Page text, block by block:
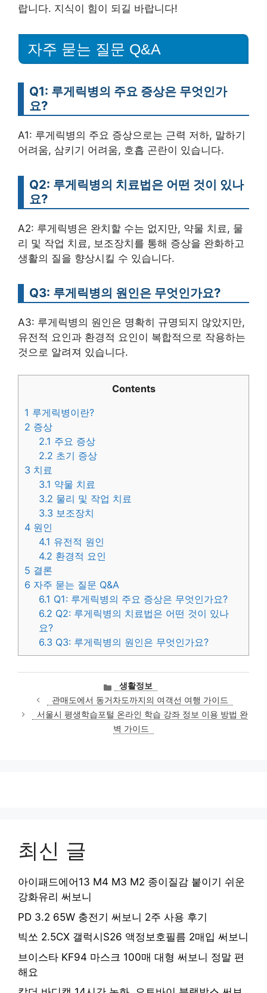
랍니다. 지식이 힘이 되길 바랍니다!
자주 묻는 질문 Q&A
Q1: 루게릭병의 주요 증상은 무엇인가
요?
A1: 루게릭병의 주요 증상으로는 근력 저하, 말하기
어려움, 삼키기 어려움, 호흡 곤란이 있습니다.
Q2: 루게릭병의 치료법은 어떤 것이 있나
요?
A2: 루게릭병은 완치할 수는 없지만, 약물 치료, 물
리 및 작업 치료, 보조장치를 통해 증상을 완화하고
생활의 질을 향상시킬 수 있습니다.
Q3: 루게릭병의 원인은 무엇인가요?
A3: 루게릭병의 원인은 명확히 규명되지 않았지만,
유전적 요인과 환경적 요인이 복합적으로 작용하는
것으로 알려져 있습니다.
Contents
1 루게릭병이란?
2 증상
2.1 주요 증상
2.2 초기 증상
3 치료
3.1 약물 치료
3.2 물리 및 작업 치료
3.3 보조장치
4 원인
4.1 유전적 원인
4.2 환경적 요인
5 결론
6 자주 묻는 질문 Q&A
6.1 Q1: 루게릭병의 주요 증상은 무엇인가요?
6.2 Q2: 루게릭병의 치료법은 어떤 것이 있나
요?
6.3 Q3: 루게릭병의 원인은 무엇인가요?
카
테
고
리
생활정보
관매도에서 동거차도까지의 여객선 여행 가이드
서울시 평생학습포털 온라인 학습 강좌 정보 이용 방법 완
벽 가이드
최신 글
아이패드에어13 M4 M3 M2 종이질감 붙이기 쉬운
강화유리 써보니
PD 3.2 65W 충전기 써보니 2주 사용 후기
빅쏘 2.5CX 갤럭시S26 액정보호필름 2매입 써보니
브이스타 KF94 마스크 100매 대형 써보니 정말 편
해요